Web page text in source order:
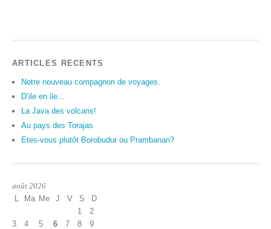
ARTICLES RÉCENTS
Notre nouveau compagnon de voyages.
D’ile en ile…
La Java des volcans!
Au pays des Torajas
Etes-vous plutôt Borobudur ou Prambanan?
août 2026
L Ma Me J V S D
1
2
3
4 5 6 7 8
9